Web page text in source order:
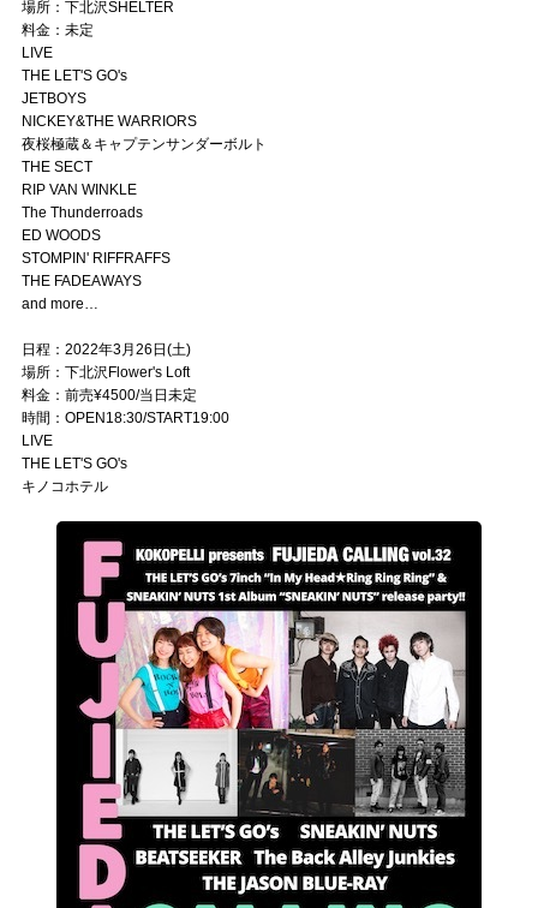
場所：下北沢SHELTER
料金：未定
LIVE
THE LET'S GO's
JETBOYS
NICKEY&THE WARRIORS
夜桜極蔵＆キャプテンサンダーボルト
THE SECT
RIP VAN WINKLE
The Thunderroads
ED WOODS
STOMPIN' RIFFRAFFS
THE FADEAWAYS
and more…
日程：2022年3月26日(土)
場所：下北沢Flower's Loft
料金：前売¥4500/当日未定
時間：OPEN18:30/START19:00
LIVE
THE LET'S GO's
キノコホテル